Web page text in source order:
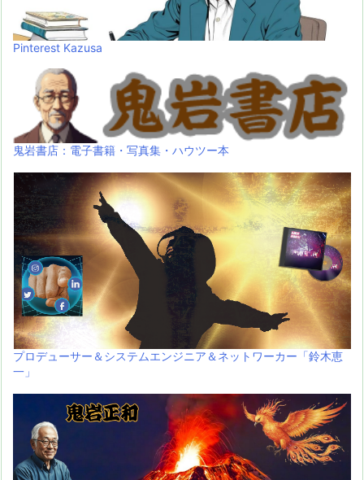
Pinterest Kazusa
鬼岩書店：電子書籍・写真集・ハウツー本
プロデューサー＆システムエンジニア＆ネットワーカー「鈴木恵
一」